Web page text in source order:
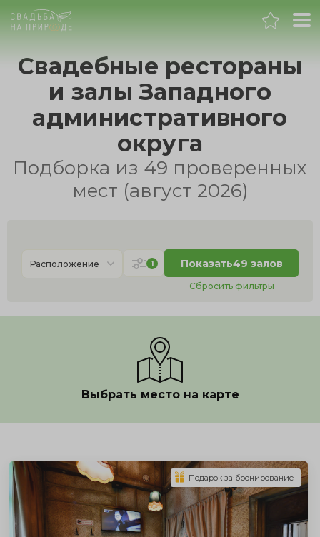
Москва
Банкет
Свадьба
День рождения
Свадебные рестораны
и залы Западного
административного
округа
Подборка из 49 проверенных
мест (август 2026)
Расположение 1 Показать49 залов
Сбросить фильтры
Выбрать место на карте
Подарок за бронирование